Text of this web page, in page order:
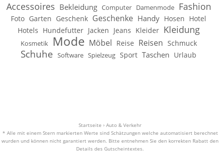
Accessoires Bekleidung Computer Damenmode Fashion
Foto Garten Geschenk Geschenke Handy Hosen Hotel
Hotels Hundefutter Jacken Jeans Kleider Kleidung
Kosmetik Mode Möbel Reise Reisen Schmuck
Schuhe Software Spielzeug Sport Taschen Urlaub
Startseite › Auto & Verkehr
* Alle mit einem Stern markierten Werte sind Schätzungen welche automatisiert berechnet
wurden und können nicht garantiert werden. Bitte entnehmen Sie den korrekten Rabatt den
Details des Gutscheintextes.